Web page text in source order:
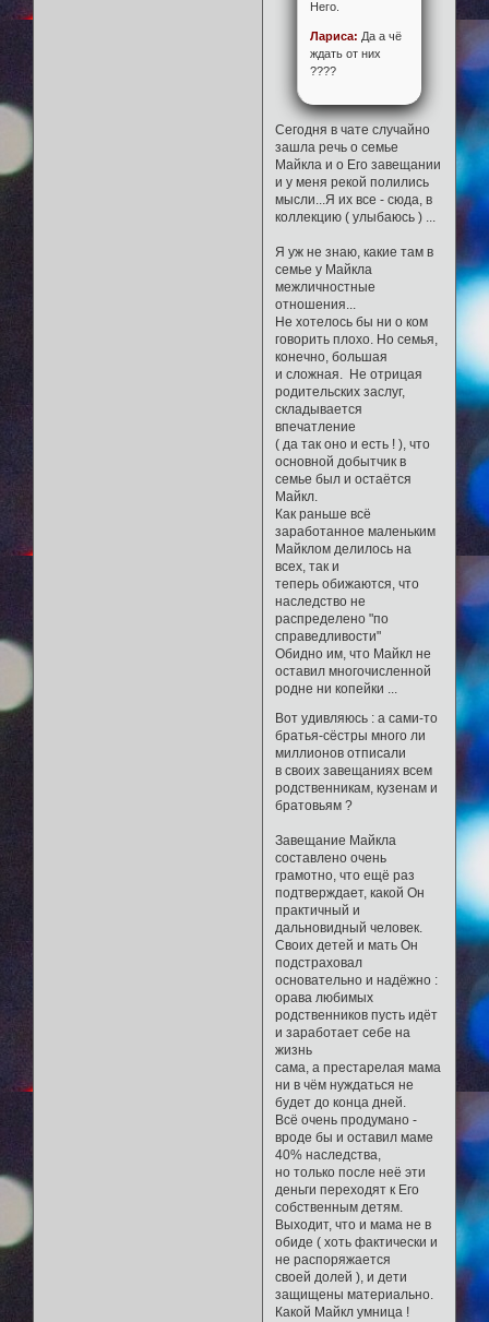
Него.
Лариса: Да а чё
ждать от них
????
Сегодня в чате случайно
зашла речь о семье
Майкла и о Его завещании
и у меня рекой полились
мысли...Я их все - сюда, в
коллекцию ( улыбаюсь ) ...
Я уж не знаю, какие там в
семье у Майкла
межличностные
отношения...
Не хотелось бы ни о ком
говорить плохо. Но семья,
конечно, большая
и сложная. Не отрицая
родительских заслуг,
складывается
впечатление
( да так оно и есть ! ), что
основной добытчик в
семье был и остаётся
Майкл.
Как раньше всё
заработанное маленьким
Майклом делилось на
всех, так и
теперь обижаются, что
наследство не
распределено "по
справедливости"
Обидно им, что Майкл не
оставил многочисленной
родне ни копейки ...
Вот удивляюсь : а сами-то
братья-сёстры много ли
миллионов отписали
в своих завещаниях всем
родственникам, кузенам и
братовьям ?
Завещание Майкла
составлено очень
грамотно, что ещё раз
подтверждает, какой Он
практичный и
дальновидный человек.
Своих детей и мать Он
подстраховал
основательно и надёжно :
орава любимых
родственников пусть идёт
и заработает себе на
жизнь
сама, а престарелая мама
ни в чём нуждаться не
будет до конца дней.
Всё очень продумано -
вроде бы и оставил маме
40% наследства,
но только после неё эти
деньги переходят к Его
собственным детям.
Выходит, что и мама не в
обиде ( хоть фактически и
не распоряжается
своей долей ), и дети
защищены материально.
Какой Майкл умница !